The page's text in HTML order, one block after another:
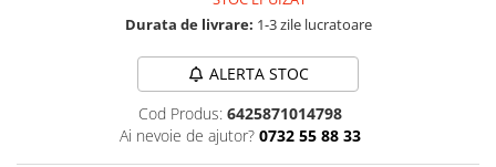
Legende istorice
Literatura Scolara
Durata de livrare: 1-3 zile lucratoare
ALERTA STOC
Cod Produs: 6425871014798
Ai nevoie de ajutor? 0732 55 88 33